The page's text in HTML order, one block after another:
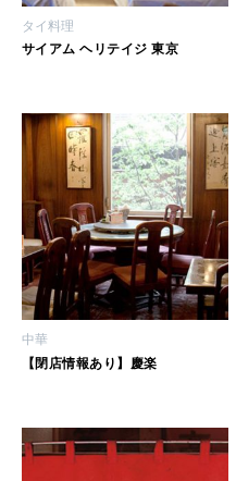
タイ料理
サイアム ヘリテイジ 東京
中華
【閉店情報あり】慶楽